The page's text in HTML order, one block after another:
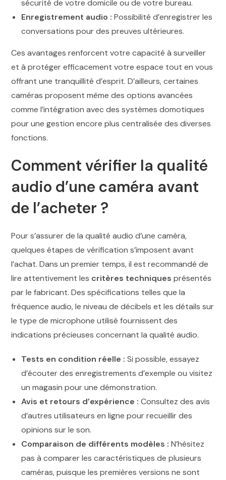
sécurité de votre domicile ou de votre bureau.
Enregistrement audio : Possibilité d’enregistrer les
conversations pour des preuves ultérieures.
Ces avantages renforcent votre capacité à surveiller
et à protéger efficacement votre espace tout en vous
offrant une tranquillité d’esprit. D’ailleurs, certaines
caméras proposent même des options avancées
comme l’intégration avec des systèmes domotiques
pour une gestion encore plus centralisée des diverses
fonctions.
Comment vérifier la qualité
audio d’une caméra avant
de l’acheter ?
Pour s’assurer de la qualité audio d’une caméra,
quelques étapes de vérification s’imposent avant
l’achat. Dans un premier temps, il est recommandé de
lire attentivement les critères techniques présentés
par le fabricant. Des spécifications telles que la
fréquence audio, le niveau de décibels et les détails sur
le type de microphone utilisé fournissent des
indications précieuses concernant la qualité audio.
Tests en condition réelle : Si possible, essayez
d’écouter des enregistrements d’exemple ou visitez
un magasin pour une démonstration.
Avis et retours d’expérience : Consultez des avis
d’autres utilisateurs en ligne pour recueillir des
opinions sur le son.
Comparaison de différents modèles : N’hésitez
pas à comparer les caractéristiques de plusieurs
caméras, puisque les premières versions ne sont